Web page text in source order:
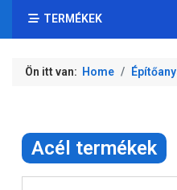
TERMÉKEK
Ön itt van: Home
Acél termékek